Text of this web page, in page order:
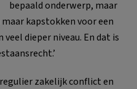
bepaald onderwerp, maar
kapstokken voor een
dieper niveau. En dat is
zakelijk conflict en